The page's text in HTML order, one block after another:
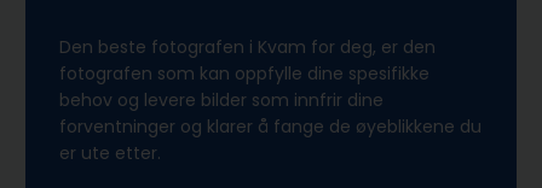
Den beste fotografen i Kvam for deg, er den
fotografen som kan oppfylle dine spesifikke
behov og levere bilder som innfrir dine
forventninger og klarer å fange de øyeblikkene du
er ute etter.